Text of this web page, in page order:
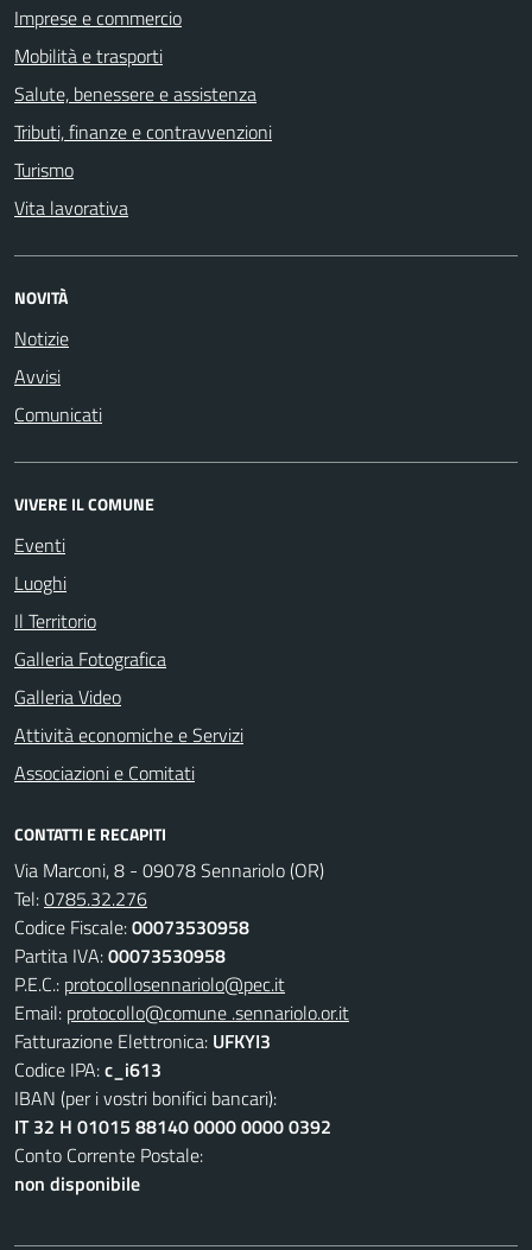
Imprese e commercio
Mobilità e trasporti
Salute, benessere e assistenza
Tributi, finanze e contravvenzioni
Turismo
Vita lavorativa
NOVITÀ
Notizie
Avvisi
Comunicati
VIVERE IL COMUNE
Eventi
Luoghi
Il Territorio
Galleria Fotografica
Galleria Video
Attività economiche e Servizi
Associazioni e Comitati
CONTATTI E RECAPITI
Via Marconi, 8 - 09078 Sennariolo (OR)
Tel:0785.32.276
Codice Fiscale:00073530958
Partita IVA:00073530958
P.E.C.: protocollosennariolo@pec.it
Email: protocollo@comune .sennariolo.or.it
Fatturazione Elettronica: UFKYI3
Codice IPA:c_i613
IBAN (per i vostri bonifici bancari):
IT 32 H 01015 88140 0000 0000 0392
Conto Corrente Postale:
non disponibile